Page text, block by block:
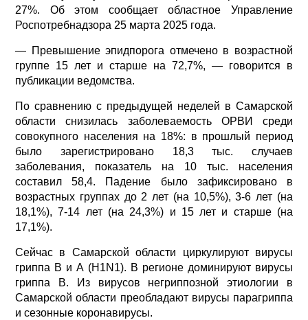
27%. Об этом сообщает областное Управление
Роспотребнадзора 25 марта 2025 года.
— Превышение эпидпорога отмечено в возрастной
группе 15 лет и старше на 72,7%, — говорится в
публикации ведомства.
По сравнению с предыдущей неделей в Самарской
области снизилась заболеваемость ОРВИ среди
совокупного населения на 18%: в прошлый период
было зарегистрировано 18,3 тыс. случаев
заболевания, показатель на 10 тыс. населения
составил 58,4. Падение было зафиксировано в
возрастных группах до 2 лет (на 10,5%), 3-6 лет (на
18,1%), 7-14 лет (на 24,3%) и 15 лет и старше (на
17,1%).
Сейчас в Самарской области циркулируют вирусы
гриппа В и А (H1N1). В регионе доминируют вирусы
гриппа B. Из вирусов негриппозной этиологии в
Самарской области преобладают вирусы парагриппа
и сезонные коронавирусы.